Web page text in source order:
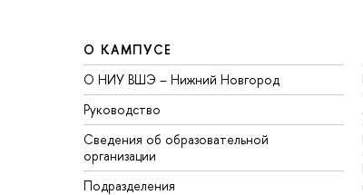
О КАМПУСЕ
О НИУ ВШЭ – Нижний Новгород
Руководство
Сведения об образовательной
организации
Подразделения